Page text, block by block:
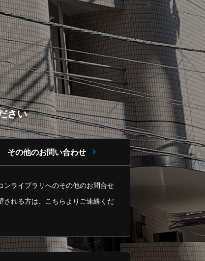
さい
その他のお問い合わせ
ンライブラリへのその他のお問合せ
される方は、
こちらよりご連絡くだ